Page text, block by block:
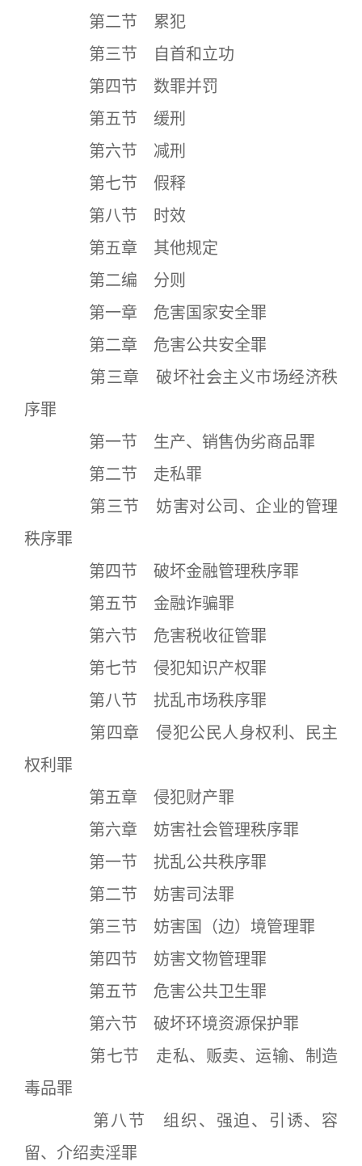
第二节 累犯
第三节 自首和立功
第四节 数罪并罚
第五节 缓刑
第六节 减刑
第七节 假释
第八节 时效
第五章 其他规定
第二编 分则
第一章 危害国家安全罪
第二章 危害公共安全罪
第三章 破坏社会主义市场经济秩
序罪
第一节 生产、销售伪劣商品罪
第二节 走私罪
第三节 妨害对公司、企业的管理
秩序罪
第四节 破坏金融管理秩序罪
第五节 金融诈骗罪
第六节 危害税收征管罪
第七节 侵犯知识产权罪
第八节 扰乱市场秩序罪
第四章 侵犯公民人身权利、民主
权利罪
第五章 侵犯财产罪
第六章 妨害社会管理秩序罪
第一节 扰乱公共秩序罪
第二节 妨害司法罪
第三节 妨害国（边）境管理罪
第四节 妨害文物管理罪
第五节 危害公共卫生罪
第六节 破坏环境资源保护罪
第七节 走私、贩卖、运输、制造
毒品罪
第八节 组织、强迫、引诱、容
留、介绍卖淫罪